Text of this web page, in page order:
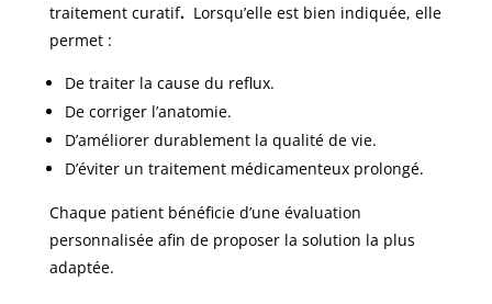
traitement curatif. Lorsqu’elle est bien indiquée, elle
permet :
De traiter la cause du reflux.
De corriger l’anatomie.
D’améliorer durablement la qualité de vie.
D’éviter un traitement médicamenteux prolongé.
Chaque patient bénéficie d’une évaluation
personnalisée afin de proposer la solution la plus
adaptée.